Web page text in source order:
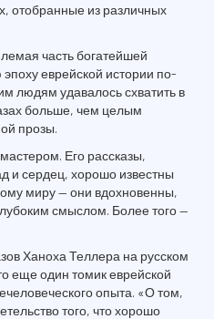
отобранные из различных
часть богатейшей
еврейской истории по-
людям удавалось схватить в
больше, чем целым
прозы.
Его рассказы,
и сердец, хорошо известны
миру — они вдохновенны,
смыслом. Более того —
Ханоха Теллера на русском
еще один томик еврейской
опыта. «О том,
того, что хорошо